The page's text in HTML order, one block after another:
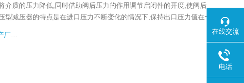
介质的压力降低,同时借助阀后压力的作用调节启闭件的开度,使阀后
型减压器的特点是在进口压力不断变化的情况下,保持出口压力值在一
家 在线交流
电话